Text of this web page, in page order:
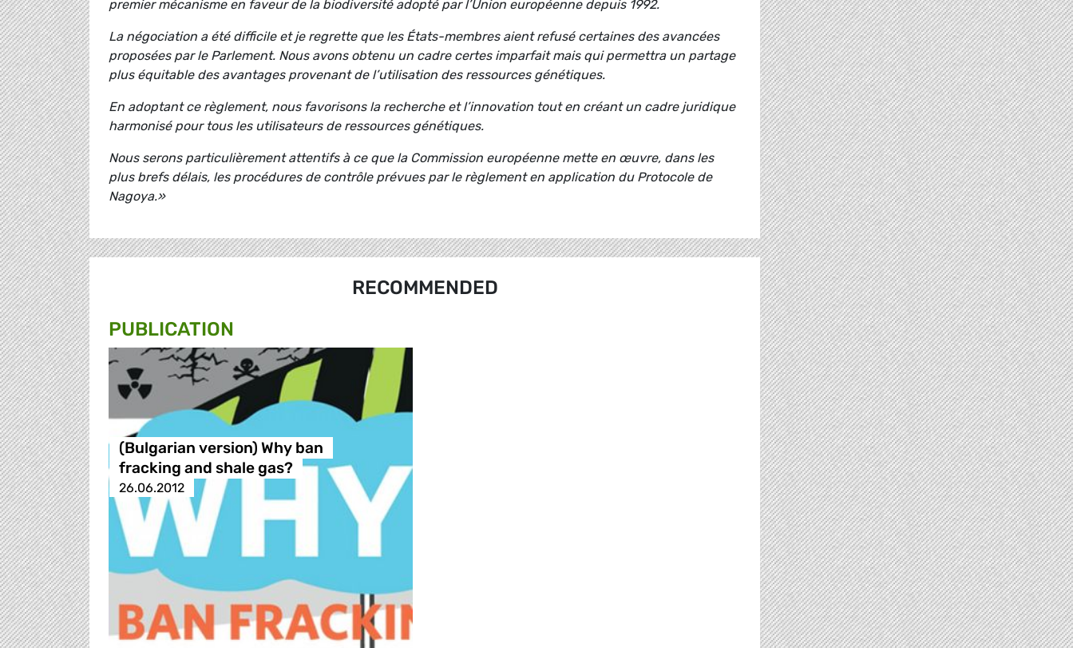
premier mécanisme en faveur de la biodiversité adopté par l’Union européenne depuis 1992.
La négociation a été difficile et je regrette que les États-membres aient refusé certaines des avancées
proposées par le Parlement. Nous avons obtenu un cadre certes imparfait mais qui permettra un partage
plus équitable des avantages provenant de l’utilisation des ressources génétiques.
En adoptant ce règlement, nous favorisons la recherche et l’innovation tout en créant un cadre juridique
harmonisé pour tous les utilisateurs de ressources génétiques.
Nous serons particulièrement attentifs à ce que la Commission européenne mette en œuvre, dans les
plus brefs délais, les procédures de contrôle prévues par le règlement en application du Protocole de
Nagoya.»
RECOMMENDED
PUBLICATION
(Bulgarian version) Why ban
fracking and shale gas?
26.06.2012